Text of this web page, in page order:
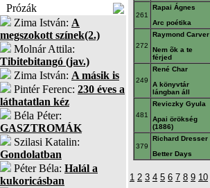
Prózák
Zima István: A
megszokott színek(2.)
Molnár Attila:
Tibitebitangó (jav.)
Zima István: A másik is
Pintér Ferenc: 230 éves a
láthatatlan kéz
Béla Péter:
GASZTROMÁK
Szilasi Katalin:
Gondolatban
Péter Béla: Halál a
kukoricásban
261
Rapai Ágnes
Arc poétika
272
Raymond Carver
Nem õk a te
férjed
249
René Char
A könyvtár
lángban áll
481
Reviczky Gyula
Apai örökség
(1886)
379
Richard Dresser
Better Days
1 2 3 4 5 6 7 8 9 10